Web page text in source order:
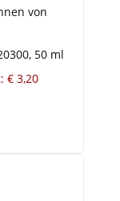
von
50 ml
€ 3,20